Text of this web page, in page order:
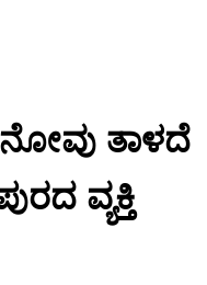
ನೋವು ತಾಳದೆ
ವ್ಯಕ್ತಿ